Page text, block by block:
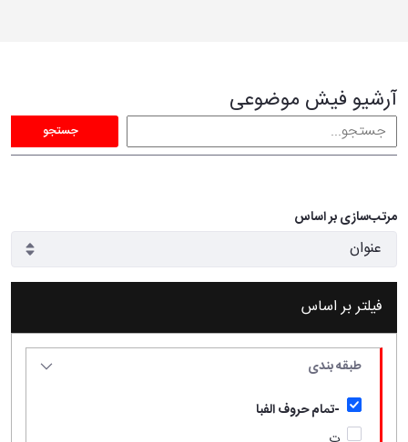
آرشیو فیش موضوعی
جستجو
مرتب‌سازی بر اساس
فیلتر بر اساس
طبقه بندی
-تمام حروف الفبا